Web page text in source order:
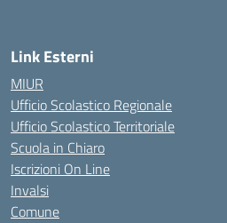
Link Esterni
MIUR
Ufficio Scolastico Regionale
Ufficio Scolastico Territoriale
Scuola in Chiaro
Iscrizioni On Line
Invalsi
Comune